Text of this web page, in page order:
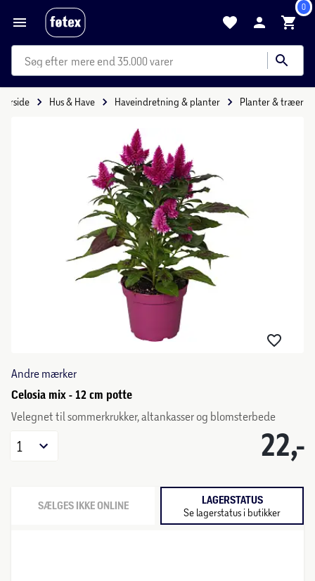
0
mere end 35.000 varer
Forside Hus & Have Haveindretning & planter Planter & træer
Andre mærker
Celosia mix - 12 cm potte
Velegnet til sommerkrukker, altankasser og blomsterbede
22,-
1
SÆLGES IKKE ONLINE LAGERSTATUS
Se lagerstatus i butikker